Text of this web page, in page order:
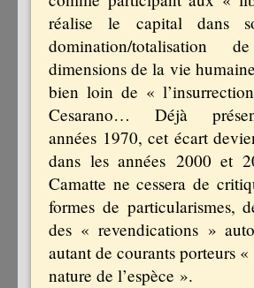
réalise le capital dans
domination/totalisation
dimensions de la vie
bien loin de «
Cesarano… Déjà
années 1970, cet écart
dans les années 2000 et
Camatte ne cessera de
formes de particularismes,
des « revendications »
autant de courants porteurs
nature de l’espèce ».